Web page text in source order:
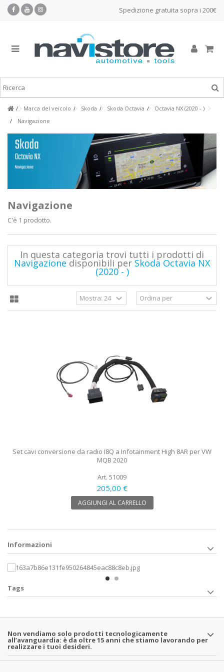
Spedizione gratuita sopra i 200€
Marca del veicolo Skoda Skoda Octavia
Octavia NX (2020 - )
Navigazione
Navigazione
C'è 1 prodotto.
In questa categoria trovi tutti i prodotti di
Navigazione disponibili per Skoda Octavia NX
(2020 - )
Set cavi conversione da radio I8Q a Infotainment High 8AR per VW
MQB 2020
Art. 51009
205,00 €
AGGIUNGI AL CARRELLO
Informazioni
Tags
Non vendiamo solo prodotti tecnologicamente
all’avanguardia: è da oltre 15 anni che stiamo lavorando per
realizzare i tuoi desideri.